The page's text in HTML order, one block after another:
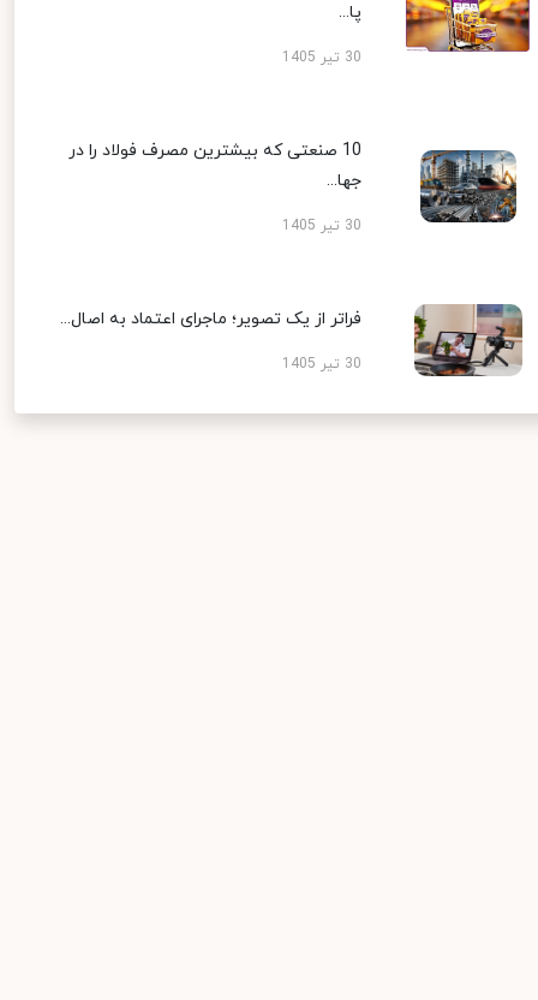
پا...
30 تیر 1405
10 صنعتی که بیشترین مصرف فولاد را در
جها...
30 تیر 1405
فراتر از یک تصویر؛ ماجرای اعتماد به اصال...
30 تیر 1405